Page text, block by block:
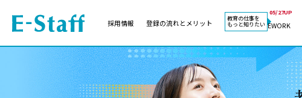
採用情報
関東
東海
英語教員
社会教員
登録の流れとメリット
教育の仕事を
もっと知りたい
05/27UP
EWORK